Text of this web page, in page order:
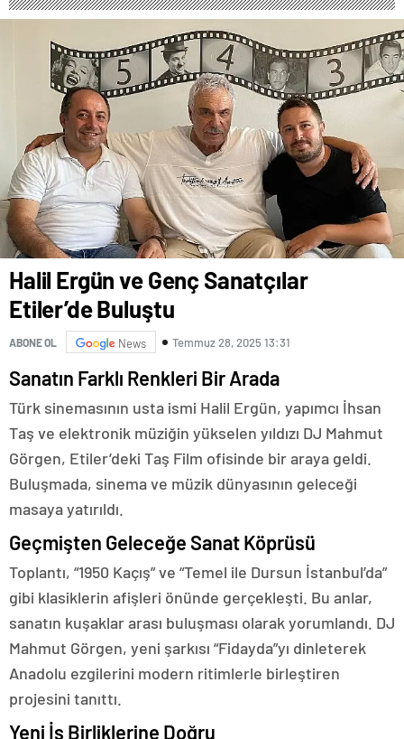
Halil Ergün ve Genç Sanatçılar
Etiler’de Buluştu
ABONE OL News Temmuz 28, 2025 13:31
Sanatın Farklı Renkleri Bir Arada
Türk sinemasının usta ismi Halil Ergün, yapımcı İhsan
Taş ve elektronik müziğin yükselen yıldızı DJ Mahmut
Görgen, Etiler’deki Taş Film ofisinde bir araya geldi.
Buluşmada, sinema ve müzik dünyasının geleceği
masaya yatırıldı.
Geçmişten Geleceğe Sanat Köprüsü
Toplantı, “1950 Kaçış” ve “Temel ile Dursun İstanbul’da”
gibi klasiklerin afişleri önünde gerçekleşti. Bu anlar,
sanatın kuşaklar arası buluşması olarak yorumlandı. DJ
Mahmut Görgen, yeni şarkısı “Fidayda”yı dinleterek
Anadolu ezgilerini modern ritimlerle birleştiren
projesini tanıttı.
Yeni İş Birliklerine Doğru